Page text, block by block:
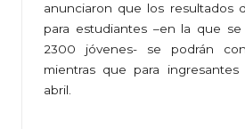
anunciaron que los resultados
para estudiantes –en la que
2300 jóvenes- se podrán
mientras que para
abril.